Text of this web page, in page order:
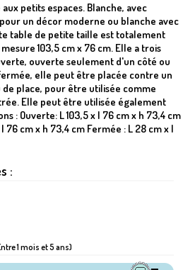
petits espaces. Blanche, avec
un décor moderne ou blanche avec
table de petite taille est totalement
103,5 cm x 76 cm. Elle a trois
ouverte seulement d'un côté ou
elle peut être placée contre un
place, pour être utilisée comme
Elle peut être utilisée également
: Ouverte: L 103,5 x l 76 cm x h 73,4 cm
cm x h 73,4 cm Fermée : L 28 cm x l
:
1 mois et 5 ans)